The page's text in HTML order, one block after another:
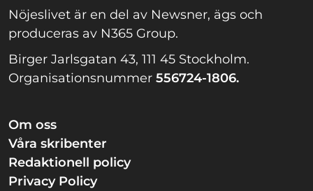
Nöjeslivet är en del av Newsner, ägs och
produceras av N365 Group.
Birger Jarlsgatan 43, 111 45 Stockholm.
Organisationsnummer 556724-1806.
Om oss
Våra skribenter
Redaktionell policy
Privacy Policy